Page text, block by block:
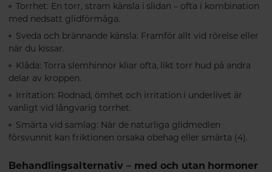
Torrhet: En torr, stram känsla i slidan – ofta i kombination
med nedsatt glidförmåga.
Sveda och brännande känsla: Framför allt vid rörelse eller
när du kissar.
Klåda: Torra slemhinnor kliar ofta, likt torr hud på andra
delar av kroppen.
Irritation: Rodnad, ömhet och irritation i underlivet är
vanligt vid långvarig torrhet.
Smärta vid samlag: När de naturliga glidmedlen
försvunnit kan friktionen orsaka obehag eller smärta (4).
Behandlingsalternativ – med och utan hormoner